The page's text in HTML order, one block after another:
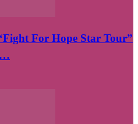
For Hope Star Tour”